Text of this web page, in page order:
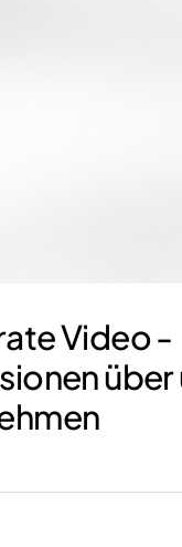
Video -
über